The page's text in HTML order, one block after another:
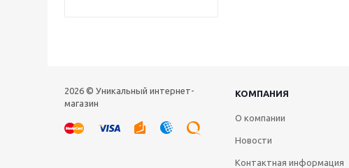
2026 © Уникальный интернет-
магазин
КОМПАНИЯ
О компании
Новости
Контактная информация